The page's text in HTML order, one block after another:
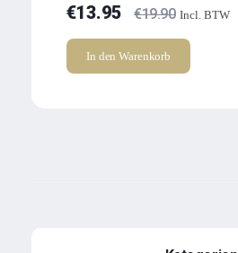
€13.95 €19.90 Incl. BTW
In den Warenkorb